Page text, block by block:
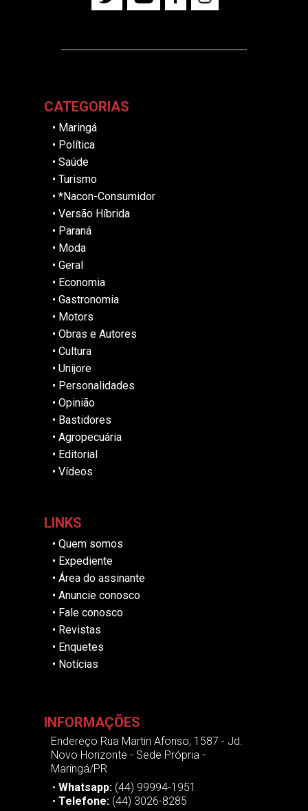
CATEGORIAS
• Maringá
• Política
• Saúde
• Turismo
• *Nacon-Consumidor
• Versão Híbrida
• Paraná
• Moda
• Geral
• Economia
• Gastronomia
• Motors
• Obras e Autores
• Cultura
• Unijore
• Personalidades
• Opinião
• Bastidores
• Agropecuária
• Editorial
• Vídeos
LINKS
• Quem somos
• Expediente
• Área do assinante
• Anuncie conosco
• Fale conosco
• Revistas
• Enquetes
• Notícias
INFORMAÇÕES
Endereço Rua Martin Afonso, 1587 - Jd.
Novo Horizonte - Sede Própria -
Maringá/PR
• Whatsapp: (44) 99994-1951
• Telefone: (44) 3026-8285